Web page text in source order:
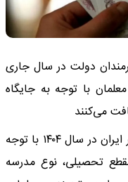
حقوق کارمندان دولت در سال جاری
معلمان با توجه به جایگاه
می‌کنند
در ایران در سال ۱۴۰۴ با توجه
تحصیلی، نوع مدرسه